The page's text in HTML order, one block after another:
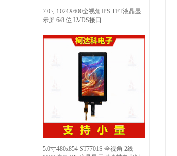
7.0寸1024X600全视角IPS TFT液晶显
示屏 6/8 位 LVDS接口
5.0寸480x854 ST7701S 全视角 2线